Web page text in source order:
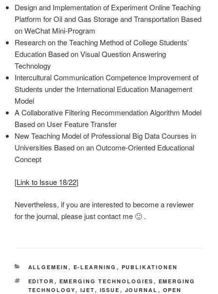
Design and Implementation of Experiment Online Teaching
Platform for Oil and Gas Storage and Transportation Based
on WeChat Mini-Program
Research on the Teaching Method of College Students’
Education Based on Visual Question Answering
Technology
Intercultural Communication Competence Improvement of
Students under the International Education Management
Model
A Collaborative Filtering Recommendation Algorithm Model
Based on User Feature Transfer
New Teaching Model of Professional Big Data Courses in
Universities Based on an Outcome-Oriented Educational
Concept
[Link to Issue 18/22]
Nevertheless, if you are interested to become a reviewer
for the journal, please just contact me 🙂 .
KATEGORIEN
ALLGEMEIN , E-LEARNING , PUBLIKATIONEN
SCHLAGWÖRTER
EDITOR , EMERGING TECHNOLOGIES , EMERGING
TECHNOLOGY, IJET, ISSUE , JOURNAL , OPEN